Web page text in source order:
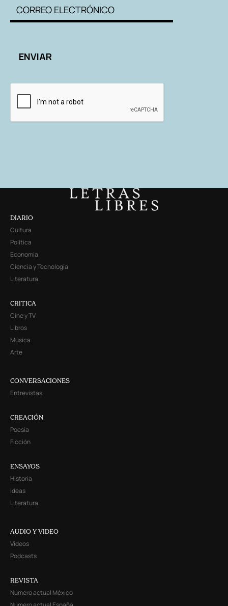
DIARIO
Cultura
Política
Economía
Ciencia y Tecnología
Literatura
CRITICA
Cine y TV
Libros
Música
Arte
CONVERSACIONES
Entrevistas
CREACIÓN
Poesía
Ficción
ENSAYOS
Historia
Ideas
Literatura
AUDIO Y VIDEO
Videos
Podcasts
REVISTA
Número actual México